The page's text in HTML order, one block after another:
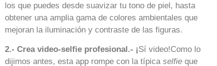
los que puedes desde suavizar tu tono de piel, hasta
obtener una amplia gama de colores ambientales que
mejoran la iluminación y contraste de las figuras.
2.- Crea video-selfie profesional.- ¡Sí video!Como lo
dijimos antes, esta app rompe con la típica selfie que